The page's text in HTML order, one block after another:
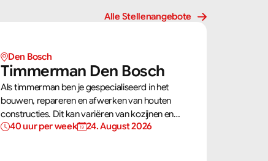
Alle Stellenangebote
Den Bosch
Timmerman Den Bosch
Als timmerman ben je gespecialiseerd in het
bouwen, repareren en afwerken van houten
constructies. Dit kan variëren van kozijnen en
trappen tot complete dakconstructies en
40 uur per week 24. August 2026